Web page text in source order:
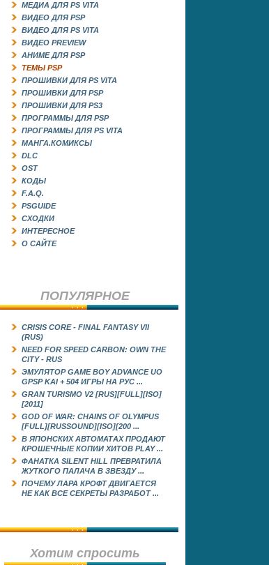
МЕДИА ДЛЯ PS VITA
ВИДЕО ДЛЯ PSP
ВИДЕО ДЛЯ PS VITA
ВИДЕО PREVIEW
АНИМЕ ДЛЯ PSP
ТЕМЫ PSP
ПРОШИВКИ ДЛЯ PS VITA
ПРОШИВКИ ДЛЯ PSP
ПРОШИВКИ ДЛЯ PS3
ПРОГРАММЫ ДЛЯ PSP
ПРОГРАММЫ ДЛЯ PS VITA
МАНГА.КОМИКСЫ
DLC
OST
КОДЫ
F.A.Q.
PSGUIDE
СХОДКИ
ИНТЕРЕСНОЕ
О САЙТЕ
ПОПУЛЯРНОЕ
CRISIS CORE - FINAL FANTASY VII
(RUS)
NEED FOR SPEED CARBON: OWN THE
CITY - RUS
ЭМУЛЯТОР GAME BOY ADVANCE UO
GРSP KAI + 504 ИГРЫ НА РУС ...
GRAN TURISMO V2 [RUS][FULL][ISO]
[2011]
GOD OF WAR: CHAINS OF OLYMPUS
[FULL][RUSSOUND][ISO][200 ...
В ЯПОНСКИХ АВТОМАТАХ ПРОДАЮТ
КРОШЕЧНЫЕ КОПИИ ХИТОВ PLAY ...
ФАНАТКА SILENT HILL ПРЕВРАТИЛА
ЖУТКОГО ПАЛАЧА В ЗВЕЗДУ ...
ПОЧЕМУ ЛАРА КРОФТ ДВИГАЕТСЯ
НЕ КАК ВСЕ СЕКРЕТЫ РАЗРАБОТ ...
Хотим спросить